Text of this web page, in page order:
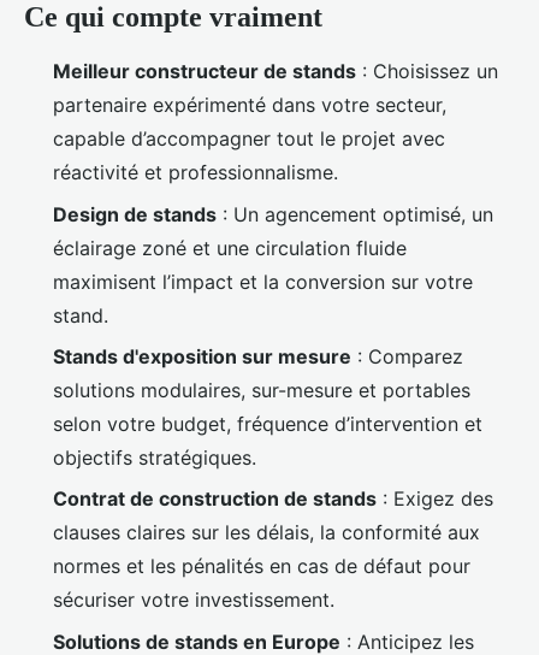
Ce qui compte vraiment
Meilleur constructeur de stands : Choisissez un
partenaire expérimenté dans votre secteur,
capable d’accompagner tout le projet avec
réactivité et professionnalisme.
Design de stands : Un agencement optimisé, un
éclairage zoné et une circulation fluide
maximisent l’impact et la conversion sur votre
stand.
Stands d'exposition sur mesure : Comparez
solutions modulaires, sur-mesure et portables
selon votre budget, fréquence d’intervention et
objectifs stratégiques.
Contrat de construction de stands : Exigez des
clauses claires sur les délais, la conformité aux
normes et les pénalités en cas de défaut pour
sécuriser votre investissement.
Solutions de stands en Europe : Anticipez les